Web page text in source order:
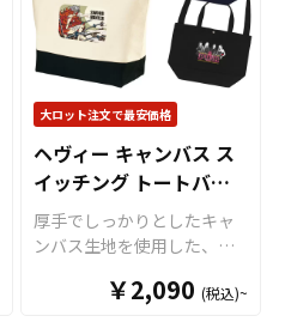
ご入稿いただくだけでオリ
ジナル商品として販売可
能。オリジナルグッズの制
作やOEMをご検討中の業者
様もお気軽にご相談くださ
い。
お選びいただけます。 アニ
メやアーティスト、スポー
ツ選手の肖像まで、様々な
モチーフを鮮やかなフルカ
ラー印刷で美しくプリント
可能。軽量でバッグやポー
チに簡単に取り付けられる
ため、日常使いしやすいの
も魅力です。 ライブ物販や
イベントグッズ、ノベルテ
ィなど幅広いシーンで活躍
します。資材も取り揃えて
おりますので、お客様には
大ロット注文で最安価格
ヘヴィー キャンバス ス
イッチング トートバッ
グ
厚手でしっかりとしたキャ
ンバス生地を使用した、配
チングトートバッグです。
￥2,090 (税込)~